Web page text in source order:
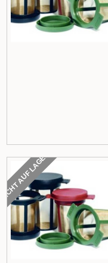
AUF LAGER